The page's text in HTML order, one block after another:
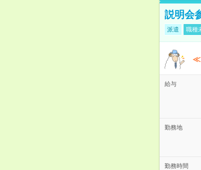
説明会
派遣 職種
≪
給与
勤務地
勤務時間